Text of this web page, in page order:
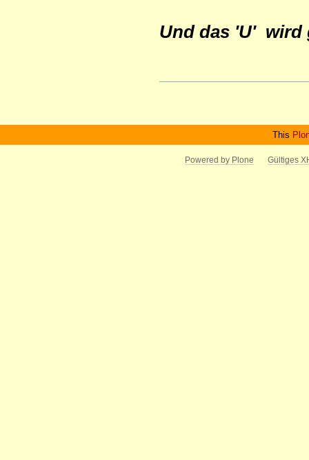
Und das 'U' wird
This
Powered by Plone Gültiges